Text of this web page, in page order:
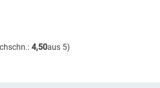
4,50aus 5)